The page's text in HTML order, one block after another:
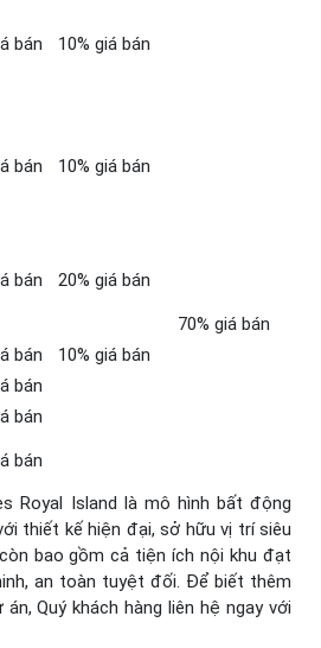
bán 10% giá bán
bán 10% giá bán
bán 20% giá bán
70% giá bán
bán
10% giá bán
bán
bán
bán
Royal Island là mô hình bất động
thiết kế hiện đại, sở hữu vị trí siêu
bao gồm cả tiện ích nội khu đạt
an toàn tuyệt đối. Để biết thêm
Quý khách hàng liên hệ ngay với